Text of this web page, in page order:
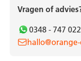
Vragen of
0348 - 747 022